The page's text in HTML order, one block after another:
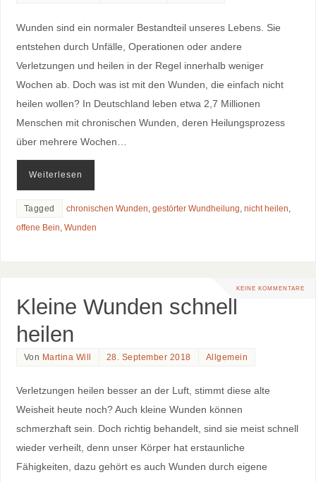
Wunden sind ein normaler Bestandteil unseres Lebens. Sie
entstehen durch Unfälle, Operationen oder andere
Verletzungen und heilen in der Regel innerhalb weniger
Wochen ab. Doch was ist mit den Wunden, die einfach nicht
heilen wollen? In Deutschland leben etwa 2,7 Millionen
Menschen mit chronischen Wunden, deren Heilungsprozess
über mehrere Wochen…
Weiterlesen
Tagged chronischen Wunden, gestörter Wundheilung, nicht heilen,
offene Bein, Wunden
KEINE KOMMENTARE
Kleine Wunden schnell
heilen
Von Martina Will 28. September 2018 Allgemein
Verletzungen heilen besser an der Luft, stimmt diese alte
Weisheit heute noch? Auch kleine Wunden können
schmerzhaft sein. Doch richtig behandelt, sind sie meist schnell
wieder verheilt, denn unser Körper hat erstaunliche
Fähigkeiten, dazu gehört es auch Wunden durch eigene